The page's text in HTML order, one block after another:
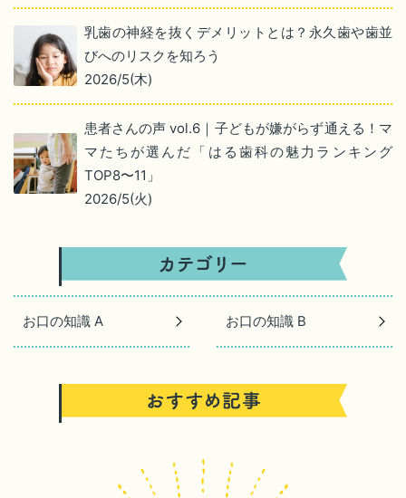
乳歯の神経を抜くデメリットとは？永久歯や歯並
びへのリスクを知ろう
2026/5(木)
患者さんの声 vol.6｜子どもが嫌がらず通える！マ
マたちが選んだ「はる歯科の魅力ランキング
TOP8〜11」
2026/5(火)
お口の知識 A お口の知識 B